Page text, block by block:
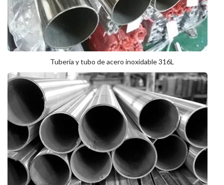
Tubería y tubo de acero inoxidable 316L